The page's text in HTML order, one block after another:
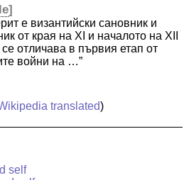
]
е византийски сановник и
от края на XI и началото на XII
се отличава в първия етап от
войни на …”
translated)
self